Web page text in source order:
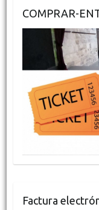
COMPRAR-
Factura